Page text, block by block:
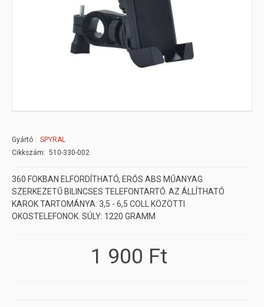
Gyártó
SPYRAL
Cikkszám: 510-330-002
360 FOKBAN ELFORDÍTHATÓ, ERŐS ABS MŰANYAG
SZERKEZETŰ BILINCSES TELEFONTARTÓ. AZ ÁLLÍTHATÓ
KAROK TARTOMÁNYA: 3,5 - 6,5 COLL KÖZÖTTI
OKOSTELEFONOK. SÚLY: 1220 GRAMM
1 900 Ft